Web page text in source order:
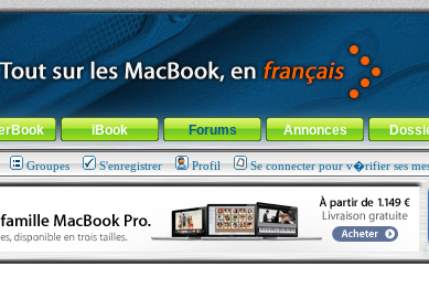
au menu de la rubrique
iBook Forums Annonces
Groupes S'enregistrer Profil Se connecter pour v�rifier ses